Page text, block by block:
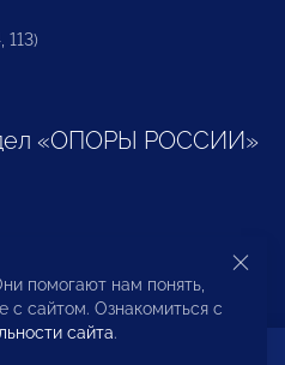
113)
«ОПОРЫ РОССИИ»
предпринимателей и
помогают нам понять,
с сайтом. Ознакомиться с
сайта.